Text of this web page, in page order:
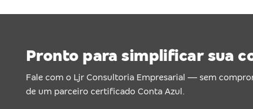
Pronto para simplificar sua
Fale com o Ljr Consultoria Empresarial — sem
de um parceiro certificado Conta Azul.